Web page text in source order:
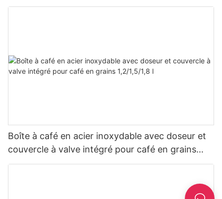
Boîte à café en acier inoxydable avec doseur et
couvercle à valve intégré pour café en grains
1,2/1,5/1,8 l